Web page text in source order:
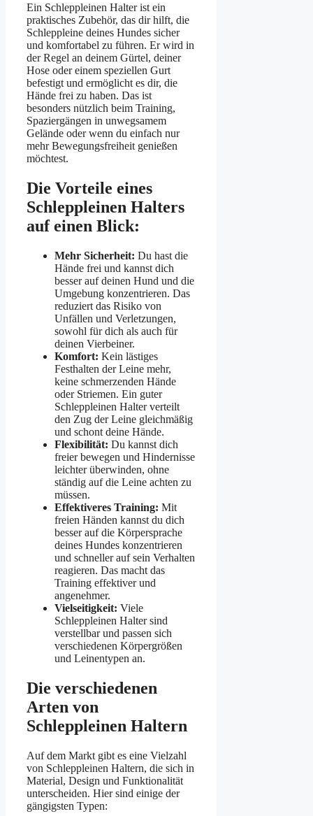
Ein Schleppleinen Halter ist ein
praktisches Zubehör, das dir hilft, die
Schleppleine deines Hundes sicher
und komfortabel zu führen. Er wird in
der Regel an deinem Gürtel, deiner
Hose oder einem speziellen Gurt
befestigt und ermöglicht es dir, die
Hände frei zu haben. Das ist
besonders nützlich beim Training,
Spaziergängen in unwegsamem
Gelände oder wenn du einfach nur
mehr Bewegungsfreiheit genießen
möchtest.
Die Vorteile eines
Schleppleinen Halters
auf einen Blick:
Mehr Sicherheit: Du hast die
Hände frei und kannst dich
besser auf deinen Hund und die
Umgebung konzentrieren. Das
reduziert das Risiko von
Unfällen und Verletzungen,
sowohl für dich als auch für
deinen Vierbeiner.
Komfort: Kein lästiges
Festhalten der Leine mehr,
keine schmerzenden Hände
oder Striemen. Ein guter
Schleppleinen Halter verteilt
den Zug der Leine gleichmäßig
und schont deine Hände.
Flexibilität: Du kannst dich
freier bewegen und Hindernisse
leichter überwinden, ohne
ständig auf die Leine achten zu
müssen.
Effektiveres Training: Mit
freien Händen kannst du dich
besser auf die Körpersprache
deines Hundes konzentrieren
und schneller auf sein Verhalten
reagieren. Das macht das
Training effektiver und
angenehmer.
Vielseitigkeit: Viele
Schleppleinen Halter sind
verstellbar und passen sich
verschiedenen Körpergrößen
und Leinentypen an.
Die verschiedenen
Arten von
Schleppleinen Haltern
Auf dem Markt gibt es eine Vielzahl
von Schleppleinen Haltern, die sich in
Material, Design und Funktionalität
unterscheiden. Hier sind einige der
gängigsten Typen: